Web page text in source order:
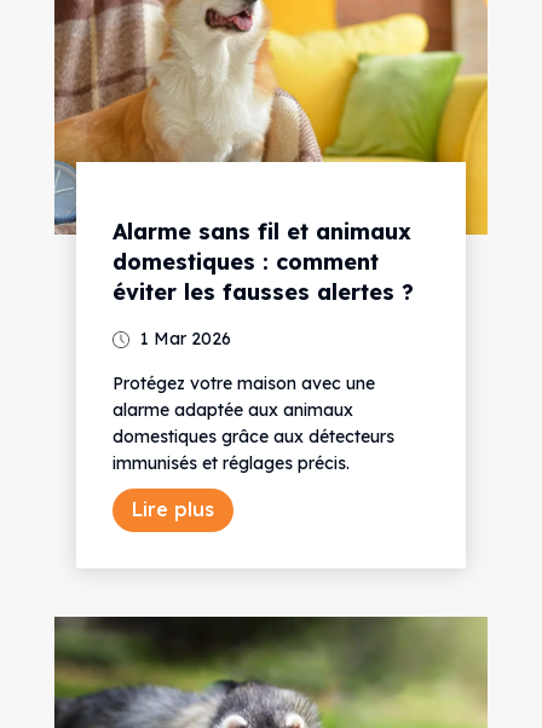
Alarme sans fil et animaux
domestiques : comment
éviter les fausses alertes ?
1 Mar 2026
Protégez votre maison avec une
alarme adaptée aux animaux
domestiques grâce aux détecteurs
immunisés et réglages précis.
Lire plus